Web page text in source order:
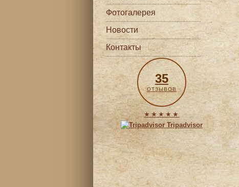
Фотогалерея
Новости
Контакты
35
ОТЗЫВОВ
★★★★★
Tripadvisor